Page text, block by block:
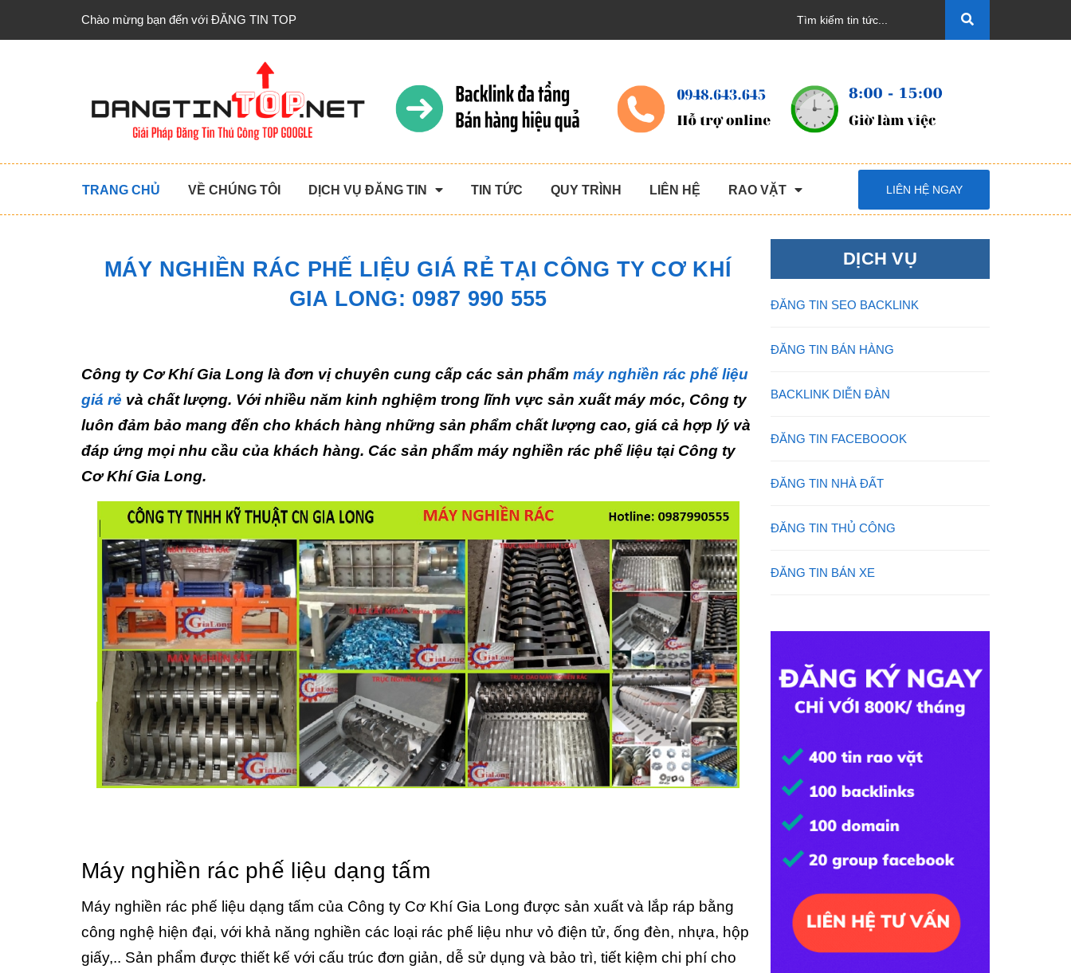
Chào mừng bạn đến với ĐĂNG TIN TOP
TRANG CHỦ VỀ CHÚNG TÔI DỊCH VỤ ĐĂNG TIN TIN TỨC QUY TRÌNH LIÊN HỆ RAO VẶT LIÊN HỆ NGAY
MÁY NGHIỀN RÁC PHẾ LIỆU GIÁ RẺ TẠI CÔNG TY CƠ KHÍ
GIA LONG: 0987 990 555
Công ty Cơ Khí Gia Long là đơn vị chuyên cung cấp các sản phẩm máy nghiền rác phế liệu
giá rẻ và chất lượng. Với nhiều năm kinh nghiệm trong lĩnh vực sản xuất máy móc, Công ty
luôn đảm bảo mang đến cho khách hàng những sản phẩm chất lượng cao, giá cả hợp lý và
đáp ứng mọi nhu cầu của khách hàng. Các sản phẩm máy nghiền rác phế liệu tại Công ty
Cơ Khí Gia Long.
Máy nghiền rác phế liệu dạng tấm
Máy nghiền rác phế liệu dạng tấm của Công ty Cơ Khí Gia Long được sản xuất và lắp ráp bằng
công nghệ hiện đại, với khả năng nghiền các loại rác phế liệu như vỏ điện tử, ống đèn, nhựa, hộp
giấy,.. Sản phẩm được thiết kế với cấu trúc đơn giản, dễ sử dụng và bảo trì, tiết kiệm chi phí cho
DỊCH VỤ
ĐĂNG TIN SEO BACKLINK
ĐĂNG TIN BÁN HÀNG
BACKLINK DIỄN ĐÀN
ĐĂNG TIN FACEBOOOK
ĐĂNG TIN NHÀ ĐẤT
ĐĂNG TIN THỦ CÔNG
ĐĂNG TIN BÁN XE